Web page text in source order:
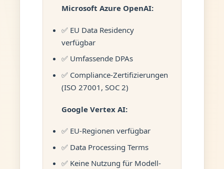
Microsoft Azure OpenAI:
✅ EU Data Residency
verfügbar
✅ Umfassende DPAs
✅ Compliance-Zertifizierungen
(ISO 27001, SOC 2)
Google Vertex AI:
✅ EU-Regionen verfügbar
✅ Data Processing Terms
✅ Keine Nutzung für Modell-